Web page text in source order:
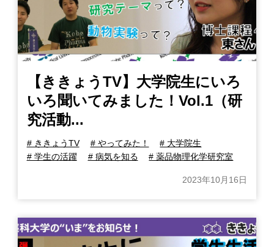
【ききょうTV】大学院生にいろ
いろ聞いてみました！Vol.1（研
究活動...
# ききょうTV # やってみた！
# 大学院生
# 学生の活躍
# 病気を知る # 薬品物理化学研究室
2023年10月16日